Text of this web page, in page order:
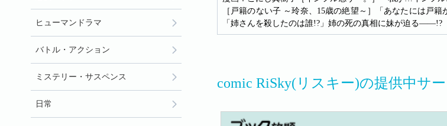
［戸籍のない子 ～玲奈、15歳の絶望～］「あなたには
「姉さんを殺したのは誰!?」姉の死の真相に妹が迫る――!?
comic RiSky(リスキー)の提供中サ
ヒューマンドラマ
バトル・アクション
ミステリー・サスペンス
日常